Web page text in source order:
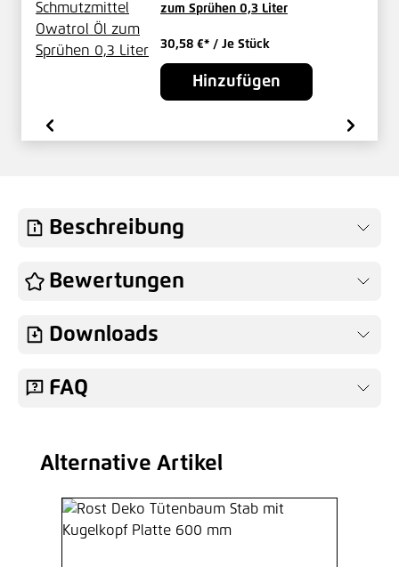
zum Sprühen 0,3 Liter
30,58 €* / Je Stück
Hinzufügen
Beschreibung
Bewertungen
Downloads
FAQ
Produktgalerie überspringen
Alternative Artikel